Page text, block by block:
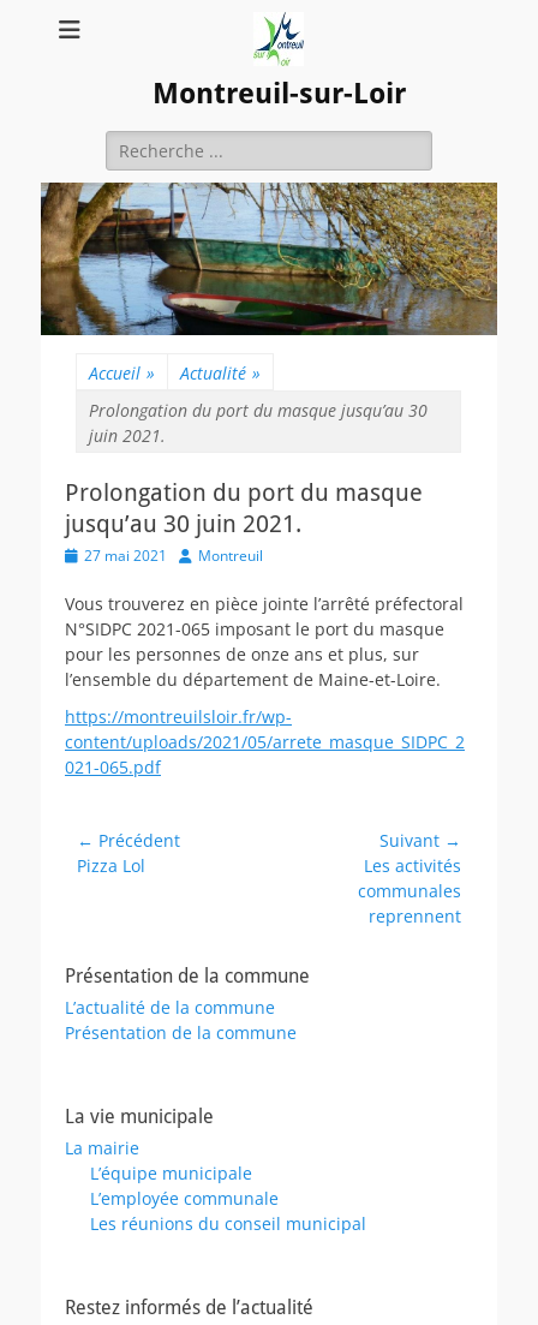
Montreuil-sur-Loir
Rechercher :
Accueil » Actualité »
Prolongation du port du masque jusqu’au 30
juin 2021.
Prolongation du port du masque
jusqu’au 30 juin 2021.
Posted
27 mai 2021 AuthorMontreuil
Vous trouverez en pièce jointe l’arrêté préfectoral
N°SIDPC 2021-065 imposant le port du masque
pour les personnes de onze ans et plus, sur
l’ensemble du département de Maine-et-Loire.
https://montreuilsloir.fr/wp-
content/uploads/2021/05/arrete_masque_SIDPC_2
021-065.pdf
Navigation
de
← Précédent
Article
Pizza Lol
Suivant →
Les activités
communales
reprennent
Présentation de la commune
L’actualité de la commune
Présentation de la commune
La vie municipale
La mairie
L’équipe municipale
L’employée communale
Les réunions du conseil municipal
Restez informés de l’actualité